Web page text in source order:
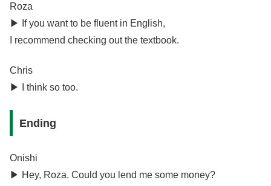
Roza
▶︎ If you want to be fluent in English,
I recommend checking out the textbook.
Chris
▶︎ I think so too.
Ending
Onishi
▶︎ Hey, Roza. Could you lend me some money?